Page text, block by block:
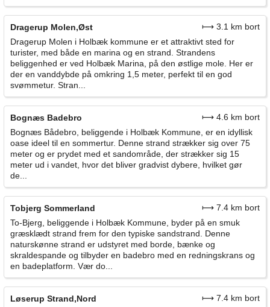
Dragerup Molen,Øst
⟼ 3.1 km bort
Dragerup Molen i Holbæk kommune er et attraktivt sted for
turister, med både en marina og en strand. Strandens
beliggenhed er ved Holbæk Marina, på den østlige mole. Her er
der en vanddybde på omkring 1,5 meter, perfekt til en god
svømmetur. Stran...
Bognæs Badebro
⟼ 4.6 km bort
Bognæs Bådebro, beliggende i Holbæk Kommune, er en idyllisk
oase ideel til en sommertur. Denne strand strækker sig over 75
meter og er prydet med et sandområde, der strækker sig 15
meter ud i vandet, hvor det bliver gradvist dybere, hvilket gør
de...
Tobjerg Sommerland
⟼ 7.4 km bort
To-Bjerg, beliggende i Holbæk Kommune, byder på en smuk
græsklædt strand frem for den typiske sandstrand. Denne
naturskønne strand er udstyret med borde, bænke og
skraldespande og tilbyder en badebro med en redningskrans og
en badeplatform. Vær do...
Løserup Strand,Nord
⟼ 7.4 km bort